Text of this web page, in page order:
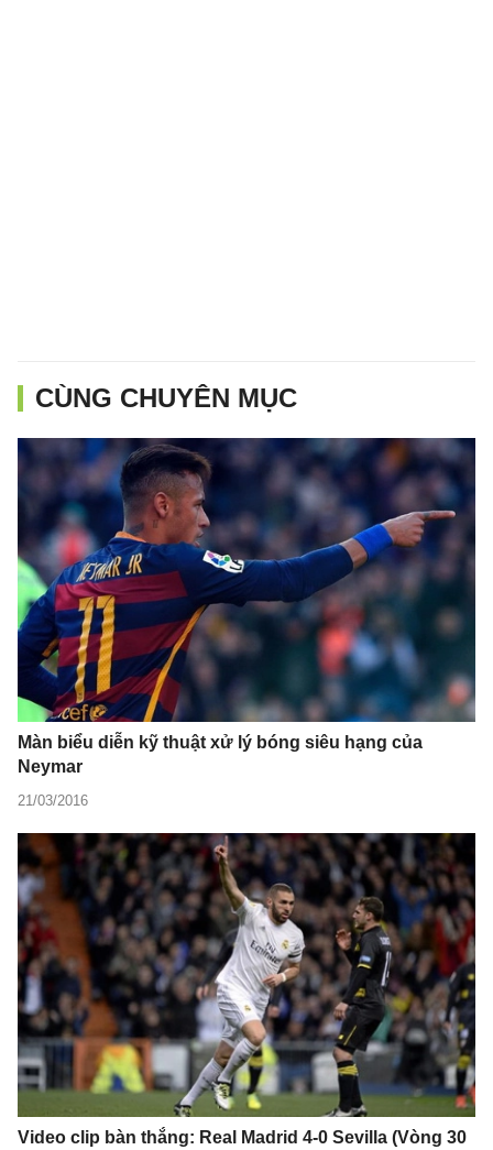
CÙNG CHUYÊN MỤC
Màn biểu diễn kỹ thuật xử lý bóng siêu hạng của
Neymar
21/03/2016
Video clip bàn thắng: Real Madrid 4-0 Sevilla (Vòng 30